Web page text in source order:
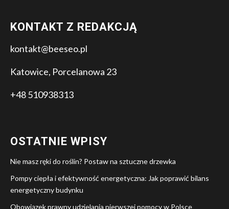
KONTAKT Z REDAKCJĄ
kontakt@beeseo.pl
Katowice, Porcelanowa 23
+48 510938313
OSTATNIE WPISY
Nie masz ręki do roślin? Postaw na sztuczne drzewka
Pompy ciepła i efektywność energetyczna: Jak poprawić bilans
energetyczny budynku
Obowiązek prawny udzielania pierwszej pomocy w Polsce